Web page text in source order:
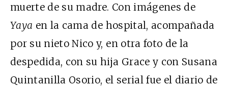
muerte de su madre. Con imágenes de
Yaya en la cama de hospital, acompañada
por su nieto Nico y, en otra foto de la
despedida, con su hija Grace y con Susana
Quintanilla Osorio, el serial fue el diario de